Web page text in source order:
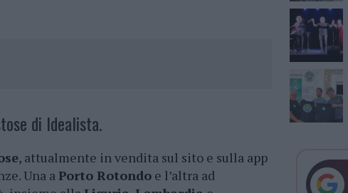
di Idealista.
, attualmente in vendita sul sito e sulla app
Una aPorto Rotondo e l’altra ad